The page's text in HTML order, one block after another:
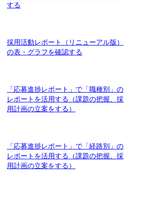
する
採用活動レポート（リニューアル版）
の表・グラフを確認する
「応募進捗レポート」で「職種別」の
レポートを活用する（課題の把握、採
用計画の立案をする）
「応募進捗レポート」で「経路別」の
レポートを活用する（課題の把握、採
用計画の立案をする）